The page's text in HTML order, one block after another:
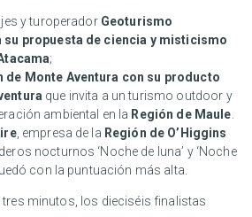
y turoperador Geoturismo
su propuesta de ciencia y misticismo
;
de Monte Aventura con su producto
que invita a un turismo outdoor y
ambiental en la Región de Maule
, empresa de la Región de O’Higgins
nocturnos ‘Noche de luna’ y ‘Noche
con la puntuación más alta.
tres minutos, los dieciséis finalistas